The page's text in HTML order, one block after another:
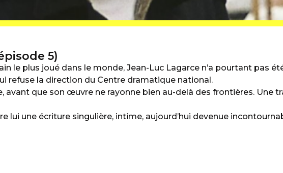
5)
le plus joué dans le monde, Jean-Luc Lagarce n’a pourtant pas
refuse la direction du Centre dramatique national.
avant que son œuvre ne rayonne bien au-delà des frontières. Une
lui une écriture singulière, intime, aujourd’hui devenue